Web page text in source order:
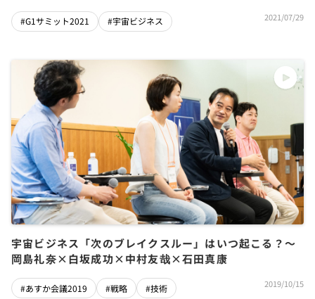
#G1サミット2021 #宇宙ビジネス 2021/07/29
宇宙ビジネス「次のブレイクスルー」はいつ起こる？～
岡島礼奈×白坂成功×中村友哉×石田真康
#あすか会議2019 #戦略 #技術 2019/10/15